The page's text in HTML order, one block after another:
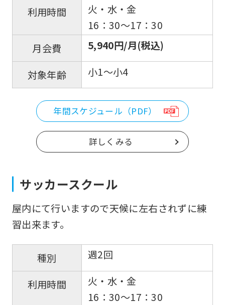
利用時間
火・水・金
16：30〜17：30
月会費
5,940円/月(税込)
対象年齢 小1～小4
年間スケジュール（PDF）
詳しくみる
サッカースクール
屋内にて行いますので天候に左右されずに練
習出来ます。
種別 週2回
利用時間
火・水・金
16：30〜17：30